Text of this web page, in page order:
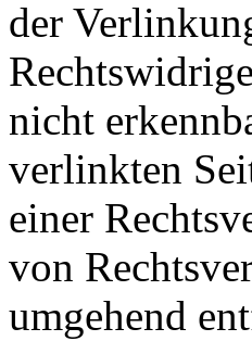
der
nicht
verlinkten
einer
von
umgehend